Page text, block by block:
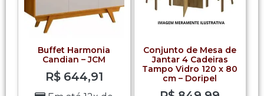
Buffet Harmonia
Candian – JCM
R$644,91
Conjunto de Mesa de
Jantar 4 Cadeiras
Tampo Vidro 120 x 80
cm – Doripel